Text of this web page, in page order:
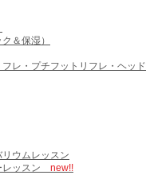
＆保湿）
レ・プチフットリフレ・ヘッド
ウムレッスン
レッスン new!!